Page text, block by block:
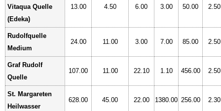
Vitaqua Quelle
(Edeka)
13.00 4.50 6.00 3.00 50.00 2.50
Rudolfquelle
Medium
24.00 11.00 3.00 7.00 85.00 2.50
Graf Rudolf
Quelle
107.00 11.00 22.10 1.10 456.00 2.50
St. Margareten
Heilwasser
628.00 45.00 22.00 1380.00 256.00 2.30